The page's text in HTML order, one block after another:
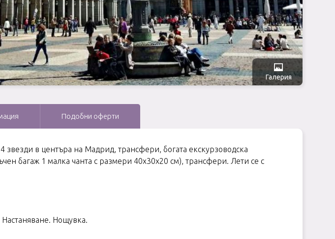
Галерия
Подобни оферти
звезди в центъра на Мадрид, трансфери, богата екскурзоводска
багаж 1 малка чанта с размери 40х30х20 см), трансфери. Лети се с
Нощувка.